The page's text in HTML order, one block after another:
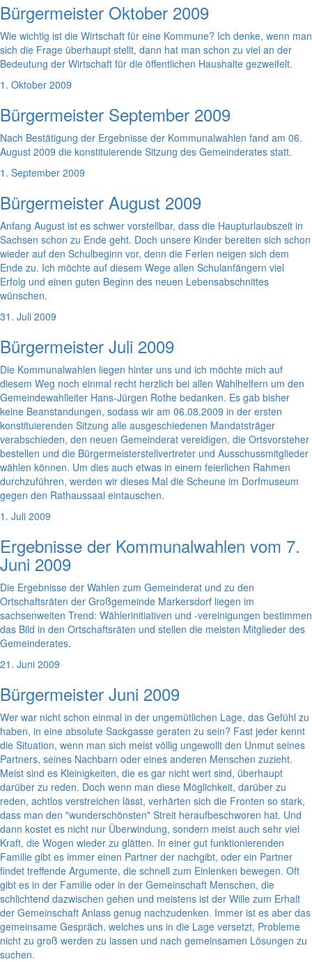
Bürgermeister Oktober 2009
Wie wichtig ist die Wirtschaft für eine Kommune? Ich denke, wenn man
sich die Frage überhaupt stellt, dann hat man schon zu viel an der
Bedeutung der Wirtschaft für die öffentlichen Haushalte gezweifelt.
1. Oktober 2009
Bürgermeister September 2009
Nach Bestätigung der Ergebnisse der Kommunalwahlen fand am 06.
August 2009 die konstituierende Sitzung des Gemeinderates statt.
1. September 2009
Bürgermeister August 2009
Anfang August ist es schwer vorstellbar, dass die Haupturlaubszeit in
Sachsen schon zu Ende geht. Doch unsere Kinder bereiten sich schon
wieder auf den Schulbeginn vor, denn die Ferien neigen sich dem
Ende zu. Ich möchte auf diesem Wege allen Schulanfängern viel
Erfolg und einen guten Beginn des neuen Lebensabschnittes
wünschen.
31. Juli 2009
Bürgermeister Juli 2009
Die Kommunalwahlen liegen hinter uns und ich möchte mich auf
diesem Weg noch einmal recht herzlich bei allen Wahlhelfern um den
Gemeindewahlleiter Hans-Jürgen Rothe bedanken. Es gab bisher
keine Beanstandungen, sodass wir am 06.08.2009 in der ersten
konstituierenden Sitzung alle ausgeschiedenen Mandatsträger
verabschieden, den neuen Gemeinderat vereidigen, die Ortsvorsteher
bestellen und die Bürgermeisterstellvertreter und Ausschussmitglieder
wählen können. Um dies auch etwas in einem feierlichen Rahmen
durchzuführen, werden wir dieses Mal die Scheune im Dorfmuseum
gegen den Rathaussaal eintauschen.
1. Juli 2009
Ergebnisse der Kommunalwahlen vom 7.
Juni 2009
Die Ergebnisse der Wahlen zum Gemeinderat und zu den
Ortschaftsräten der Großgemeinde Markersdorf liegen im
sachsenweiten Trend: Wählerinitiativen und -vereinigungen bestimmen
das Bild in den Ortschaftsräten und stellen die meisten Mitglieder des
Gemeinderates.
21. Juni 2009
Bürgermeister Juni 2009
Wer war nicht schon einmal in der ungemütlichen Lage, das Gefühl zu
haben, in eine absolute Sackgasse geraten zu sein? Fast jeder kennt
die Situation, wenn man sich meist völlig ungewollt den Unmut seines
Partners, seines Nachbarn oder eines anderen Menschen zuzieht.
Meist sind es Kleinigkeiten, die es gar nicht wert sind, überhaupt
darüber zu reden. Doch wenn man diese Möglichkeit, darüber zu
reden, achtlos verstreichen lässt, verhärten sich die Fronten so stark,
dass man den "wunderschönsten" Streit heraufbeschworen hat. Und
dann kostet es nicht nur Überwindung, sondern meist auch sehr viel
Kraft, die Wogen wieder zu glätten. In einer gut funktionierenden
Familie gibt es immer einen Partner der nachgibt, oder ein Partner
findet treffende Argumente, die schnell zum Einlenken bewegen. Oft
gibt es in der Familie oder in der Gemeinschaft Menschen, die
schlichtend dazwischen gehen und meistens ist der Wille zum Erhalt
der Gemeinschaft Anlass genug nachzudenken. Immer ist es aber das
gemeinsame Gespräch, welches uns in die Lage versetzt, Probleme
nicht zu groß werden zu lassen und nach gemeinsamen Lösungen zu
suchen.